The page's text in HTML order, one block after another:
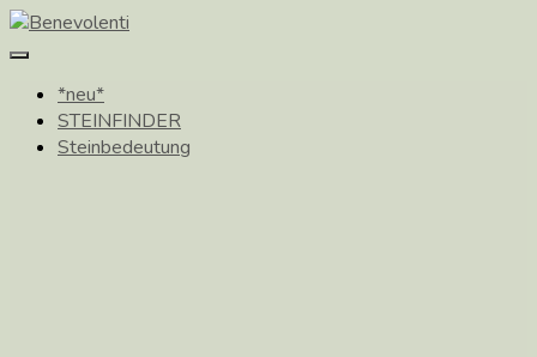
Toggle
*neu*
STEINFINDER
Steinbedeutung